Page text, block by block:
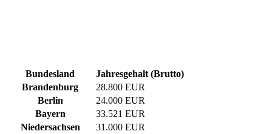
Bundesland
Jahresgehalt (Brutto)
Brandenburg
28.800 EUR
Berlin
24.000 EUR
Bayern
33.521 EUR
Niedersachsen
31.000 EUR